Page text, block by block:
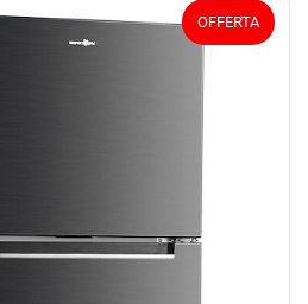
OFFERTA